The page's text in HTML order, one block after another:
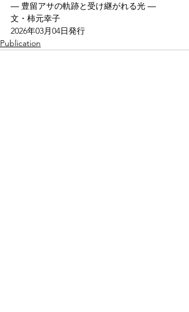
― 豊留アサの軌跡と受け継がれる光 ―
文・柿元幸子
2026年03月04日発行
Publication